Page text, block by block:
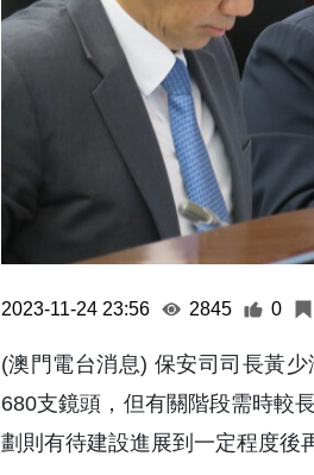
2023-11-24 23:56 2845 0
(澳門電台消息) 保安司司長黃
680支鏡頭，但有關階段需時較
劃則有待建設進展到一定程度後